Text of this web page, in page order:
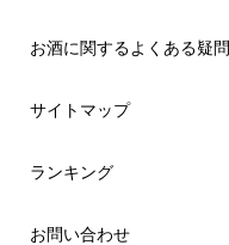
お酒に関するよくある疑問
サイトマップ
ランキング
お問い合わせ